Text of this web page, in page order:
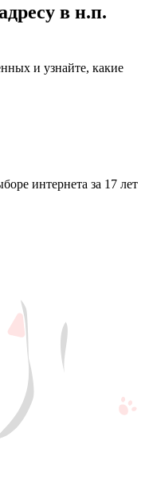
в н.п.
и узнайте, какие
интернета за 17 лет